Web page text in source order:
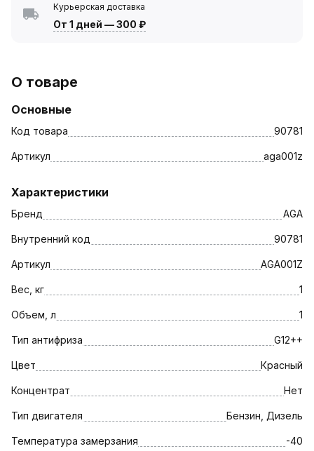
Курьерская доставка
От 1 дней —300 ₽
О товаре
Основные
Код товара 90781
Артикул aga001z
Характеристики
Бренд AGA
Внутренний код 90781
Артикул AGA001Z
Вес, кг 1
Объем, л 1
Тип антифриза G12++
Цвет Красный
Концентрат Нет
Тип двигателя Бензин, Дизель
Температура замерзания -40